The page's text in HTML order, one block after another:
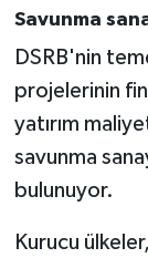
Savunma
DSRB'nin
projelerinin
yatırım
savunma
bulunuyor.
Kurucu